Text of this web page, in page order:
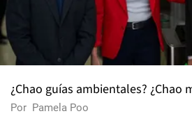
¿Chao guías ambientales? ¿Chao
Por Pamela Poo